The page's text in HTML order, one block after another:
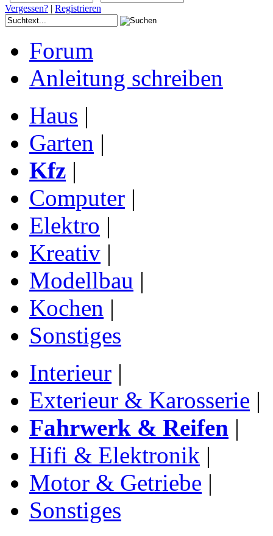
Vergessen? | Registrieren
Forum
Anleitung schreiben
Haus |
Garten |
Kfz |
Computer |
Elektro |
Kreativ |
Modellbau |
Kochen |
Sonstiges
Interieur |
Exterieur & Karosserie |
Fahrwerk & Reifen |
Hifi & Elektronik |
Motor & Getriebe |
Sonstiges